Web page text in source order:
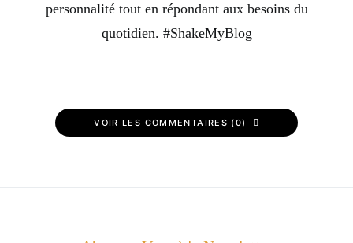
personnalité tout en répondant aux besoins du
quotidien. #ShakeMyBlog
VOIR LES COMMENTAIRES (0)